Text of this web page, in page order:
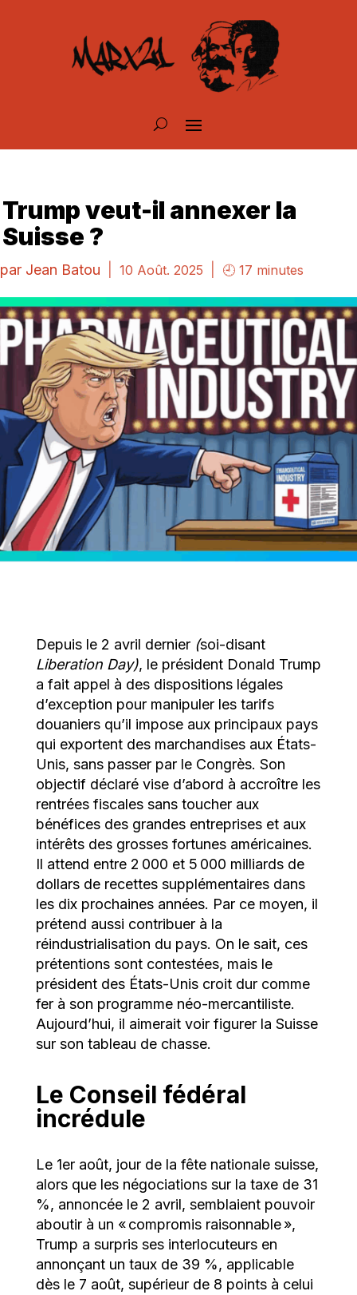
Trump veut-il annexer la
Suisse ?
par Jean Batou 10 Août. 2025 🕘 17 minutes
Depuis le 2 avril dernier (soi-disant
Liberation Day), le président Donald Trump
a fait appel à des dispositions légales
d’exception pour manipuler les tarifs
douaniers qu’il impose aux principaux pays
qui exportent des marchandises aux États-
Unis, sans passer par le Congrès. Son
objectif déclaré vise d’abord à accroître les
rentrées fiscales sans toucher aux
bénéfices des grandes entreprises et aux
intérêts des grosses fortunes américaines.
Il attend entre 2 000 et 5 000 milliards de
dollars de recettes supplémentaires dans
les dix prochaines années. Par ce moyen, il
prétend aussi contribuer à la
réindustrialisation du pays. On le sait, ces
prétentions sont contestées, mais le
président des États-Unis croit dur comme
fer à son programme néo-mercantiliste.
Aujourd’hui, il aimerait voir figurer la Suisse
sur son tableau de chasse.
Le Conseil fédéral
incrédule
Le 1er août, jour de la fête nationale suisse,
alors que les négociations sur la taxe de 31
%, annoncée le 2 avril, semblaient pouvoir
aboutir à un « compromis raisonnable »,
Trump a surpris ses interlocuteurs en
annonçant un taux de 39 %, applicable
dès le 7 août, supérieur de 8 points à celui